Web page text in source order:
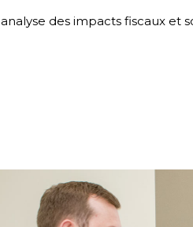
analyse des impacts fiscaux et